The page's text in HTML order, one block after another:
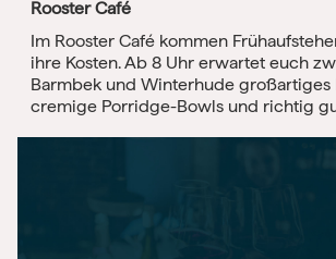
Rooster Café
Im Rooster Café kommen
ihre Kosten. Ab 8 Uhr erwartet euch
Barmbek und Winterhude großartiges
cremige Porridge-Bowls und richtig